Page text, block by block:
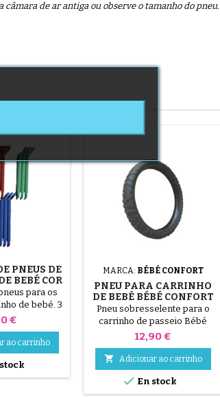
de ar antiga ou observe o tamanho do pneu.
PNEUS DE
BEBÉ COR
1 PACOTE
para os
de bebé. 3
de alta
aleatórias,
verde,
3 peças em
) O pneu é
mão, sem
€
ao carrinho
MARCA: BÉBÉ CONFORT
PNEU PARA CARRINHO
DE BEBÉ BÉBÉ CONFORT
HIGH TREK - 312X52-250
OU 12½X2¼ CONSOANTE
A JANTE
Pneu sobresselente para o
carrinho de passeio Bébé
Confort High Trek, disponível
em dois tamanhos, consoante
o tipo de jante (3 raios ou
raios metálicos). Por favor,
escolha entre os 2 tamanhos
312x52-250 (jante de plástico
Preço
12,90 €
 Adicionar ao carrinho
 En stock